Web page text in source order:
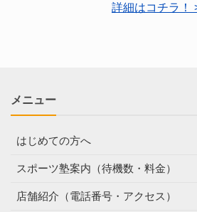
詳細はコチラ！
メニュー
はじめての方へ
スポーツ塾案内（待機数・料金）
店舗紹介（電話番号・アクセス）